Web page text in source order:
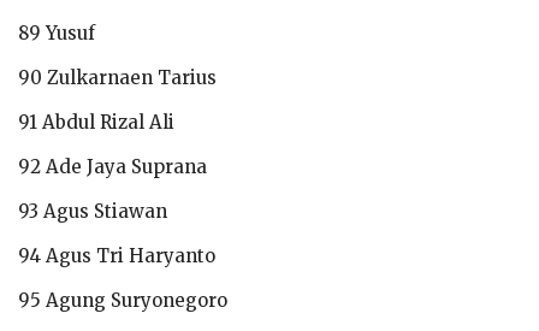
89 Yusuf
90 Zulkarnaen Tarius
91 Abdul Rizal Ali
92 Ade Jaya Suprana
93 Agus Stiawan
94 Agus Tri Haryanto
95 Agung Suryonegoro